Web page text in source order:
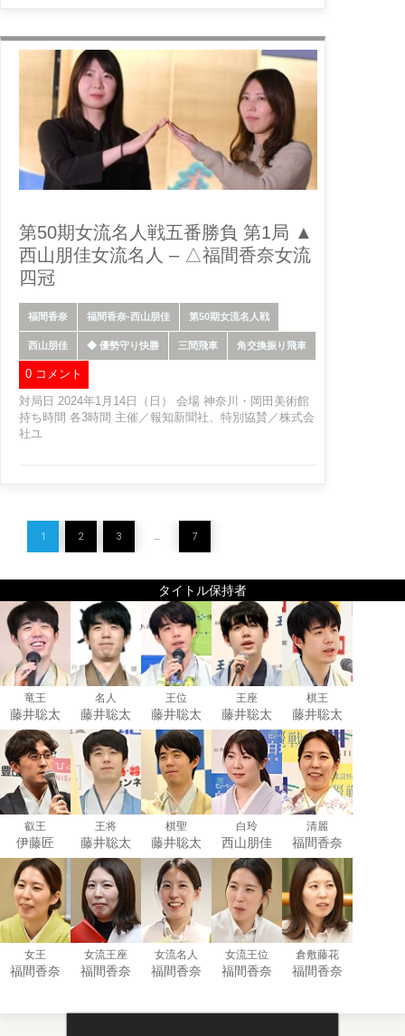
第50期女流名人戦五番勝負 第1局 ▲
西山朋佳女流名人 – △福間香奈女流
四冠
福間香奈 福間香奈-西山朋佳 第50期女流名人戦
西山朋佳 ◆ 優勢守り快勝 三間飛車 角交換振り飛車
0 コメント
対局日 2024年1月14日（日） 会場 神奈川・岡田美術館
持ち時間 各3時間 主催／報知新聞社、特別協賛／株式会
社ユ
1 2 3 … 7
タイトル保持者
竜王
藤井聡太
名人
藤井聡太
王位
藤井聡太
王座
藤井聡太
棋王
藤井聡太
叡王
伊藤匠
王将
藤井聡太
棋聖
藤井聡太
白玲
西山朋佳
清麗
福間香奈
女王
福間香奈
女流王座
福間香奈
女流名人
福間香奈
女流王位
福間香奈
倉敷藤花
福間香奈